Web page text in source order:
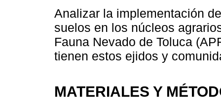
Analizar la implementación
suelos en los núcleos
Fauna Nevado de Toluca
tienen estos ejidos y
MATERIALES Y